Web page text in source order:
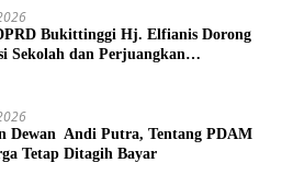
Bukittinggi Hj. Elfianis Dorong
Sekolah dan Perjuangkan
Dewan Andi Putra, Tentang PDAM
Tetap Ditagih Bayar